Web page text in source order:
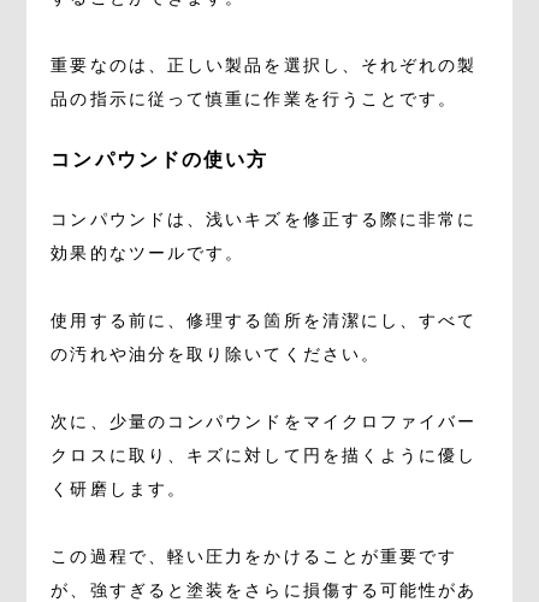
重要なのは、正しい製品を選択し、それぞれの製
品の指示に従って慎重に作業を行うことです。
コンパウンドの使い方
コンパウンドは、浅いキズを修正する際に非常に
効果的なツールです。
使用する前に、修理する箇所を清潔にし、すべて
の汚れや油分を取り除いてください。
次に、少量のコンパウンドをマイクロファイバー
クロスに取り、キズに対して円を描くように優し
く研磨します。
この過程で、軽い圧力をかけることが重要です
が、強すぎると塗装をさらに損傷する可能性があ